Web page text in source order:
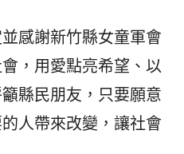
感謝新竹縣女童軍會
，用愛點亮希望、以
縣民朋友，只要願意
人帶來改變，讓社會